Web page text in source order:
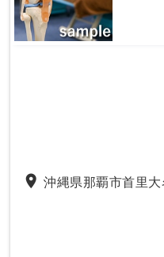
place 沖縄県那覇市首里